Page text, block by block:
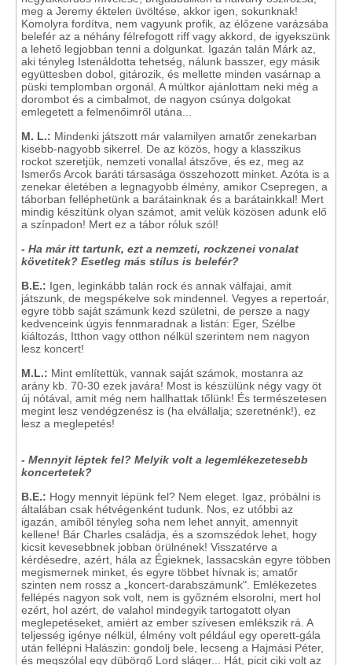
meg a Jeremy éktelen üvöltése, akkor igen, sokunknak!
Komolyra fordítva, nem vagyunk profik, az élőzene varázsába
belefér az a néhány félrefogott riff vagy akkord, de igyekszünk
a lehető legjobban tenni a dolgunkat. Igazán talán Márk az,
aki tényleg Istenáldotta tehetség, nálunk basszer, egy másik
együttesben dobol, gitározik, és mellette minden vasárnap a
püski templomban orgonál. A múltkor ajánlottam neki még a
dorombot és a cimbalmot, de nagyon csúnya dolgokat
emlegetett a felmenőimről utána...
M. L.: Mindenki játszott már valamilyen amatőr zenekarban
kisebb-nagyobb sikerrel. De az közös, hogy a klasszikus
rockot szeretjük, nemzeti vonallal átszőve, és ez, meg az
Ismerős Arcok baráti társasága összehozott minket. Azóta is a
zenekar életében a legnagyobb élmény, amikor Csepregen, a
táborban felléphetünk a barátainknak és a barátainkkal! Mert
mindig készítünk olyan számot, amit velük közösen adunk elő
a színpadon! Mert ez a tábor róluk szól!
- Ha már itt tartunk, ezt a nemzeti, rockzenei vonalat
követitek? Esetleg más stílus is belefér?
B.E.: Igen, leginkább talán rock és annak válfajai, amit
játszunk, de megspékelve sok mindennel. Vegyes a repertoár,
egyre több saját számunk kezd születni, de persze a nagy
kedvenceink úgyis fennmaradnak a listán: Eger, Szélbe
kiáltozás, Itthon vagy otthon nélkül szerintem nem nagyon
lesz koncert!
M.L.: Mint említettük, vannak saját számok, mostanra az
arány kb. 70-30 ezek javára! Most is készülünk négy vagy öt
új nótával, amit még nem hallhattak tőlünk! És természetesen
megint lesz vendégzenész is (ha elvállalja; szeretnénk!), ez
lesz a meglepetés!
- Mennyit léptek fel? Melyik volt a legemlékezetesebb
koncertetek?
B.E.: Hogy mennyit lépünk fel? Nem eleget. Igaz, próbálni is
általában csak hétvégenként tudunk. Nos, ez utóbbi az
igazán, amiből tényleg soha nem lehet annyit, amennyit
kellene! Bár Charles családja, és a szomszédok lehet, hogy
kicsit kevesebbnek jobban örülnének! Visszatérve a
kérdésedre, azért, hála az Égieknek, lassacskán egyre többen
megismernek minket, és egyre többet hívnak is; amatőr
szinten nem rossz a „koncert-darabszámunk". Emlékezetes
fellépés nagyon sok volt, nem is győzném elsorolni, mert hol
ezért, hol azért, de valahol mindegyik tartogatott olyan
meglepetéseket, amiért az ember szívesen emlékszik rá. A
teljesség igénye nélkül, élmény volt például egy operett-gála
után fellépni Halászin: gondolj bele, lecseng a Hajmási Péter,
és megszólal egy dübörgő Lord sláger... Hát, picit ciki volt az